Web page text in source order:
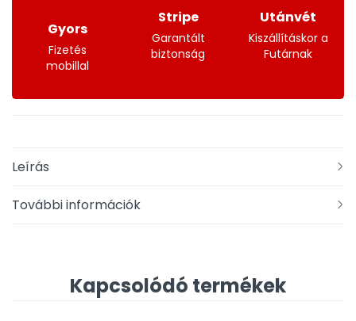
Gyors
Fizetés
mobillal
Stripe
Garantált
biztonság
Utánvét
Kiszállításkor a
Futárnak
Leírás
További információk
Kapcsolódó termékek